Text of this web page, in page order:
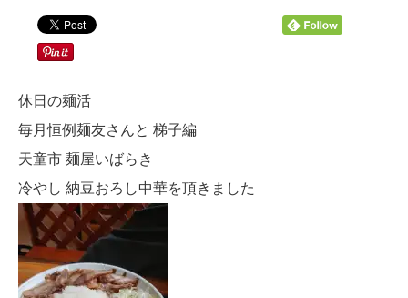
休日の麺活
毎月恒例麺友さんと 梯子編
天童市 麺屋いばらき
冷やし 納豆おろし中華を頂きました